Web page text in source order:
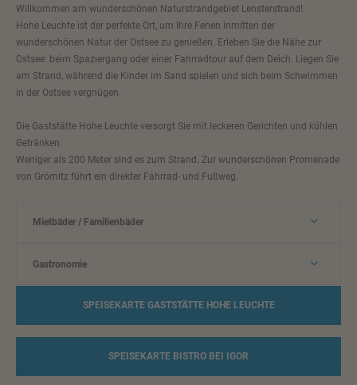
Willkommen am wunderschönen Naturstrandgebiet Lensterstrand!
Hohe Leuchte ist der perfekte Ort, um Ihre Ferien inmitten der
wunderschönen Natur der Ostsee zu genießen. Erleben Sie die Nähe zur
Ostsee: beim Spaziergang oder einer Fahrradtour auf dem Deich. Liegen Sie
am Strand, während die Kinder im Sand spielen und sich beim Schwimmen
in der Ostsee vergnügen.
Die Gaststätte Hohe Leuchte versorgt Sie mit leckeren Gerichten und kühlen
Getränken.
Weniger als 200 Meter sind es zum Strand. Zur wunderschönen Promenade
von Grömitz führt ein direkter Fahrrad- und Fußweg.
Mietbäder / Familienbäder
Gastronomie
SPEISEKARTE GASTSTÄTTE HOHE LEUCHTE
SPEISEKARTE BISTRO BEI IGOR